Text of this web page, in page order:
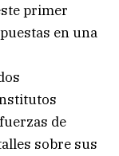
primer
en una
de
sobre sus